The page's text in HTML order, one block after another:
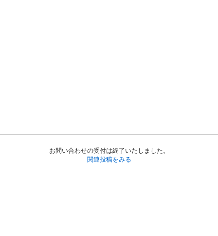
お問い合わせの受付は終了いたしました。
関連投稿をみる